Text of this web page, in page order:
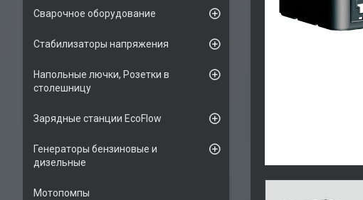
Сварочное оборудование
Стабилизаторы напряжения
Напольные лючки, Розетки в
столешницу
Зарядные станции EcoFlow
Генераторы бензиновые и
дизельные
Мотопомпы